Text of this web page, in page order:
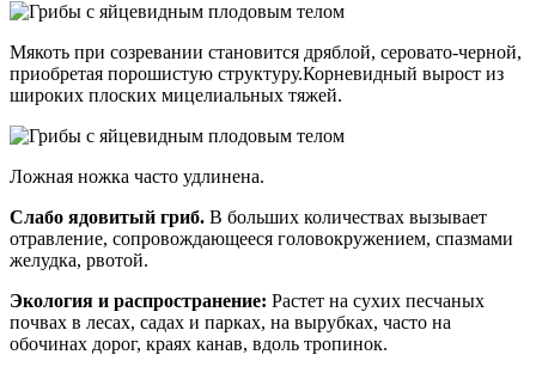
Мякоть при созревании становится дряблой, серовато-черной,
приобретая порошистую структуру.Корневидный вырост из
широких плоских мицелиальных тяжей.
Ложная ножка часто удлинена.
Слабо ядовитый гриб. В больших количествах вызывает
отравление, сопровождающееся головокружением, спазмами
желудка, рвотой.
Экология и распространение: Растет на сухих песчаных
почвах в лесах, садах и парках, на вырубках, часто на
обочинах дорог, краях канав, вдоль тропинок.